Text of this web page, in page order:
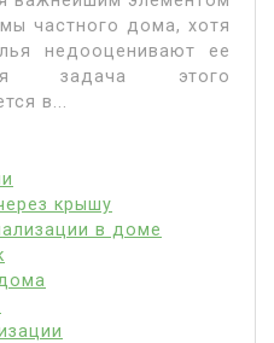
частного дома, хотя
недооценивают ее
задача этого
в...
крышу
в доме